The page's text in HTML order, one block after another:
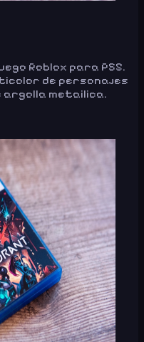
Roblox para PS5.
de personajes
argolla metailica.